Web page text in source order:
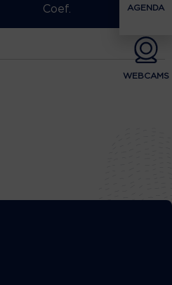
AGENDA
WEBCAMS
Coef.